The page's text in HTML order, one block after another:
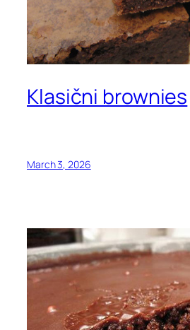
Klasični brownies
March 3, 2026